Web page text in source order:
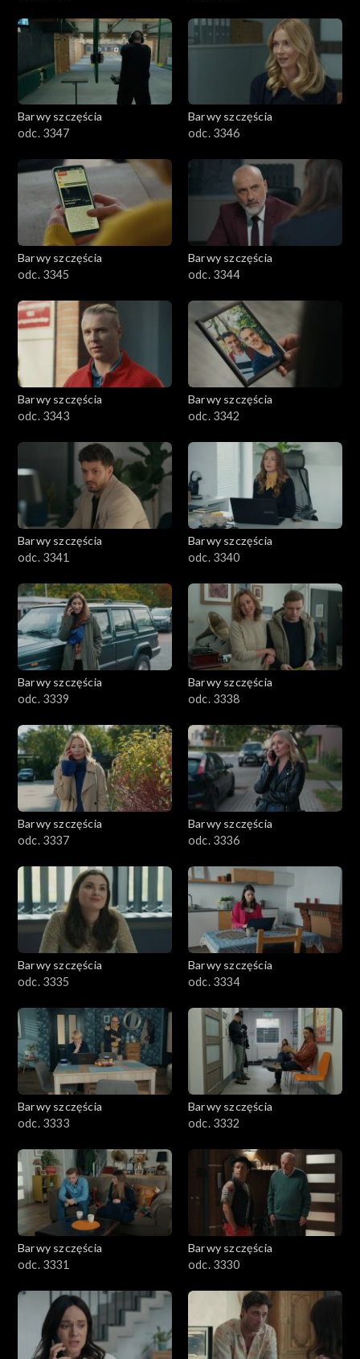
Barwy szczęścia
odc. 3347
Barwy szczęścia
odc. 3346
Barwy szczęścia
odc. 3345
Barwy szczęścia
odc. 3344
Barwy szczęścia
odc. 3343
Barwy szczęścia
odc. 3342
Barwy szczęścia
odc. 3341
Barwy szczęścia
odc. 3340
Barwy szczęścia
odc. 3339
Barwy szczęścia
odc. 3338
Barwy szczęścia
odc. 3337
Barwy szczęścia
odc. 3336
Barwy szczęścia
odc. 3335
Barwy szczęścia
odc. 3334
Barwy szczęścia
odc. 3333
Barwy szczęścia
odc. 3332
Barwy szczęścia
odc. 3331
Barwy szczęścia
odc. 3330